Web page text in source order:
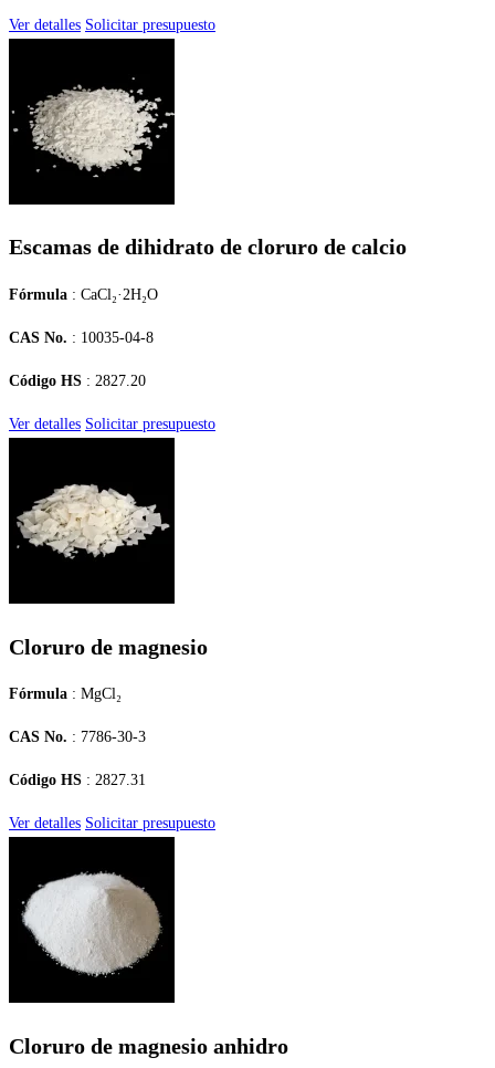
Ver detalles Solicitar presupuesto
Escamas de dihidrato de cloruro de calcio
Fórmula : CaCl₂·2H₂O
CAS No. : 10035-04-8
Código HS : 2827.20
Ver detalles Solicitar presupuesto
Cloruro de magnesio
Fórmula : MgCl₂
CAS No. : 7786-30-3
Código HS : 2827.31
Ver detalles Solicitar presupuesto
Cloruro de magnesio anhidro